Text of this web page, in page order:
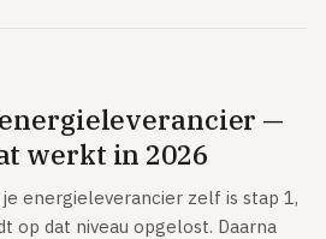
—
werkt in 2026
energieleverancier zelf is stap 1,
op dat niveau opgelost. Daarna